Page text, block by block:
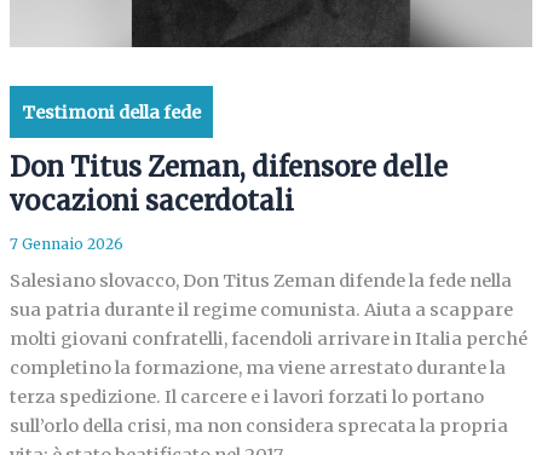
Testimoni della fede
Don Titus Zeman, difensore delle
vocazioni sacerdotali
7 Gennaio 2026
Salesiano slovacco, Don Titus Zeman difende la fede nella
sua patria durante il regime comunista. Aiuta a scappare
molti giovani confratelli, facendoli arrivare in Italia perché
completino la formazione, ma viene arrestato durante la
terza spedizione. Il carcere e i lavori forzati lo portano
sull’orlo della crisi, ma non considera sprecata la propria